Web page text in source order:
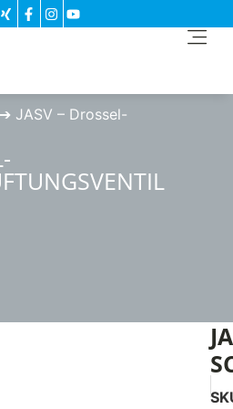
➔ JASV – Drossel-